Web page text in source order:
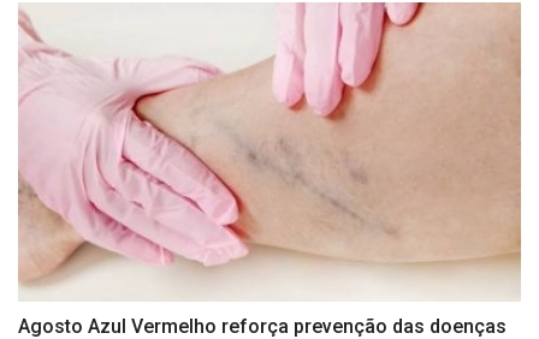
Agosto Azul Vermelho reforça prevenção das doenças